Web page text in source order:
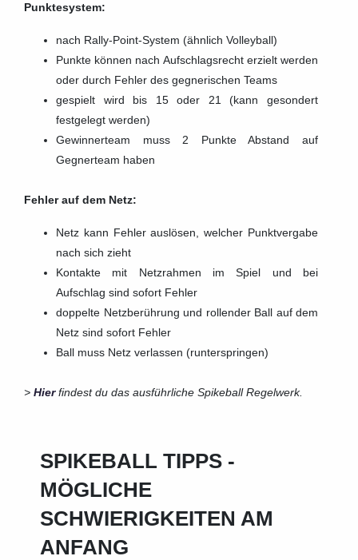
Punktesystem:
nach Rally-Point-System (ähnlich Volleyball)
Punkte können nach Aufschlagsrecht erzielt werden
oder durch Fehler des gegnerischen Teams
gespielt wird bis 15 oder 21 (kann gesondert
festgelegt werden)
Gewinnerteam muss 2 Punkte Abstand auf
Gegnerteam haben
Fehler auf dem Netz:
Netz kann Fehler auslösen, welcher Punktvergabe
nach sich zieht
Kontakte mit Netzrahmen im Spiel und bei
Aufschlag sind sofort Fehler
doppelte Netzberührung und rollender Ball auf dem
Netz sind sofort Fehler
Ball muss Netz verlassen (runterspringen)
> Hierfindest du das ausführliche SpikeballRegelwerk.
SPIKEBALL TIPPS -
MÖGLICHE
SCHWIERIGKEITEN AM
ANFANG